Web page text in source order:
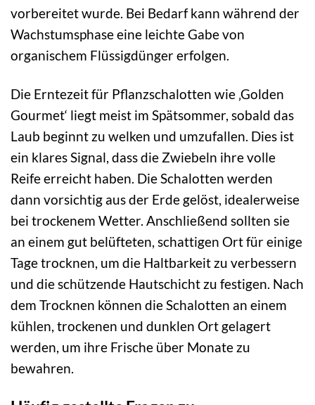
vorbereitet wurde. Bei Bedarf kann während der
Wachstumsphase eine leichte Gabe von
organischem Flüssigdünger erfolgen.
Die Erntezeit für Pflanzschalotten wie ‚Golden
Gourmet‘ liegt meist im Spätsommer, sobald das
Laub beginnt zu welken und umzufallen. Dies ist
ein klares Signal, dass die Zwiebeln ihre volle
Reife erreicht haben. Die Schalotten werden
dann vorsichtig aus der Erde gelöst, idealerweise
bei trockenem Wetter. Anschließend sollten sie
an einem gut belüfteten, schattigen Ort für einige
Tage trocknen, um die Haltbarkeit zu verbessern
und die schützende Hautschicht zu festigen. Nach
dem Trocknen können die Schalotten an einem
kühlen, trockenen und dunklen Ort gelagert
werden, um ihre Frische über Monate zu
bewahren.